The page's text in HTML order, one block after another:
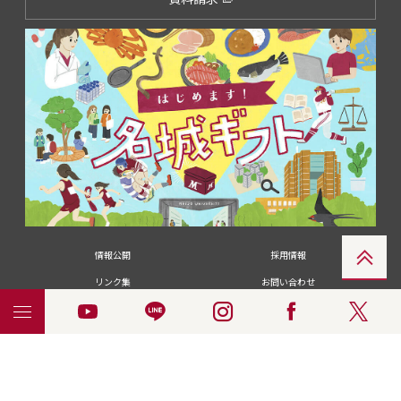
情報公開
採用情報
リンク集
お問い合わせ
メディアの皆さま
卒業生の皆さま